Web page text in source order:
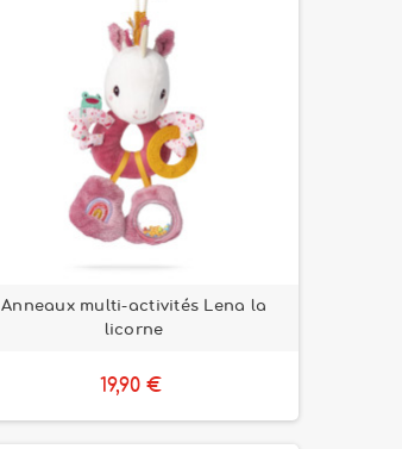
Anneaux multi-activités Lena la
licorne
19,90 €